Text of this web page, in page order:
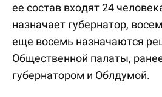
ее состав входят 24
назначает губернатор,
еще восемь назначаются
Общественной палаты,
губернатором и Облдумой.